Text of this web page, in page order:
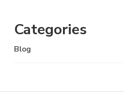
Categories
Blog